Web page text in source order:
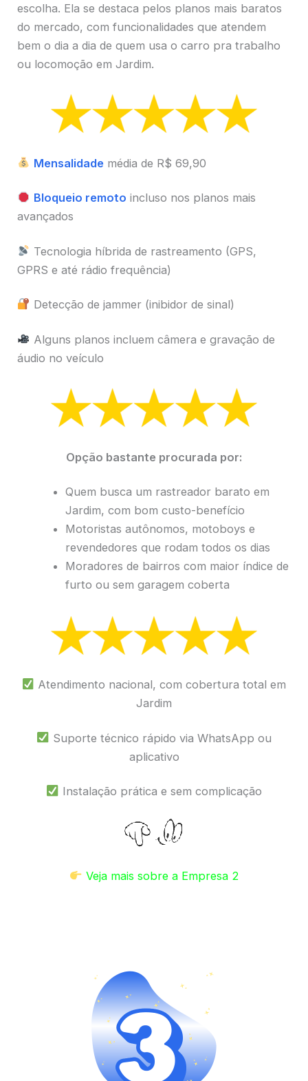
escolha. Ela se destaca pelos planos mais baratos
do mercado, com funcionalidades que atendem
bem o dia a dia de quem usa o carro pra trabalho
ou locomoção em Jardim.
Mensalidade média de R$ 69,90
Bloqueio remoto incluso nos planos mais
avançados
Tecnologia híbrida de rastreamento (GPS,
GPRS e até rádio frequência)
Detecção de jammer (inibidor de sinal)
Alguns planos incluem câmera e gravação de
áudio no veículo
Opção bastante procurada por:
Quem busca um rastreador barato em
Jardim, com bom custo-benefício
Motoristas autônomos, motoboys e
revendedores que rodam todos os dias
Moradores de bairros com maior índice de
furto ou sem garagem coberta
Atendimento nacional, com cobertura total em
Jardim
Suporte técnico rápido via WhatsApp ou
aplicativo
Instalação prática e sem complicação
Veja mais sobre a Empresa 2